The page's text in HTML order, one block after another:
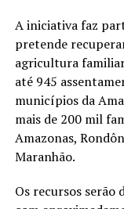
A iniciativa faz
pretende
agricultura
até 945
municípios da
mais de 200 mil
Amazonas,
Maranhão.
Os recursos